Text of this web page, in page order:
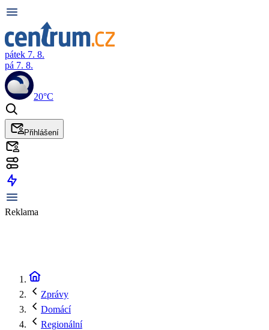
pátek 7. 8.
pá 7. 8.
20°C
Přihlášení
Reklama
Zprávy
Domácí
Regionální